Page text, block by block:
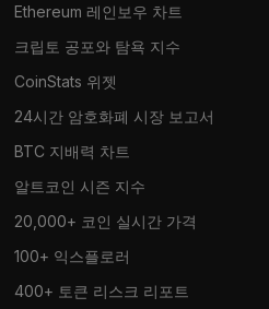
Ethereum 레인보우 차트
크립토 공포와 탐욕 지수
CoinStats 위젯
24시간 암호화폐 시장 보고서
BTC 지배력 차트
알트코인 시즌 지수
20,000+ 코인 실시간 가격
100+ 익스플로러
400+ 토큰 리스크 리포트